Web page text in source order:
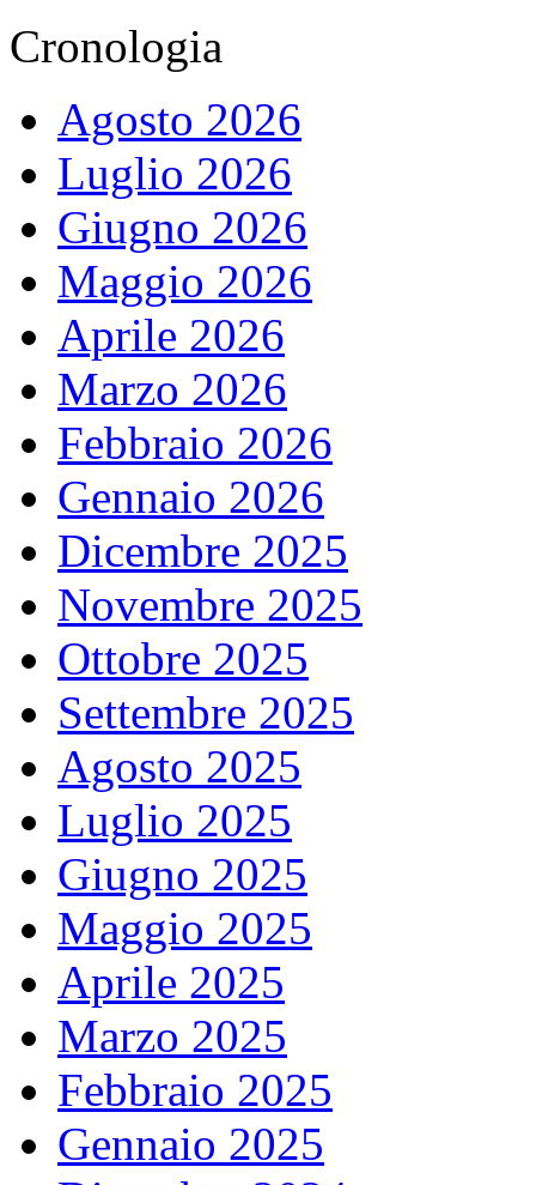
Cronologia
Agosto 2026
Luglio 2026
Giugno 2026
Maggio 2026
Aprile 2026
Marzo 2026
Febbraio 2026
Gennaio 2026
Dicembre 2025
Novembre 2025
Ottobre 2025
Settembre 2025
Agosto 2025
Luglio 2025
Giugno 2025
Maggio 2025
Aprile 2025
Marzo 2025
Febbraio 2025
Gennaio 2025